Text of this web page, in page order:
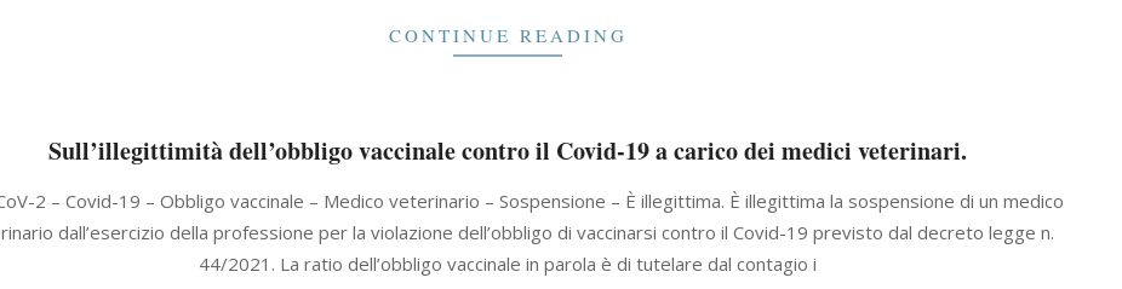
CONTINUE READING
Sull’illegittimità dell’obbligo vaccinale contro il Covid-19 a carico dei medici veterinari.
2 – Covid-19 – Obbligo vaccinale – Medico veterinario – Sospensione – È illegittima. È illegittima la sospensione di un medico
dall’esercizio della professione per la violazione dell’obbligo di vaccinarsi contro il Covid-19 previsto dal decreto legge n.
44/2021. La ratio dell’obbligo vaccinale in parola è di tutelare dal contagio i